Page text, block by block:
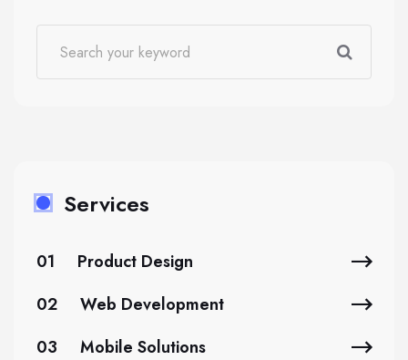
Services
01
Product Design
02
Web Development
03
Mobile Solutions